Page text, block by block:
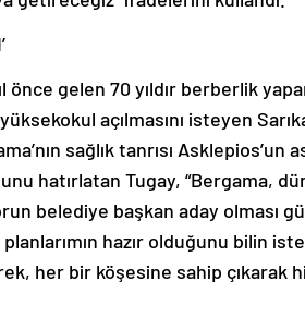
önce gelen 70 yıldır berberlik
açılmasını isteyen
sağlık tanrısı Asklepios’un
hatırlatan Tugay, “Bergama,
belediye başkan aday olması
hazır olduğunu bilin
her bir köşesine sahip çıkarak